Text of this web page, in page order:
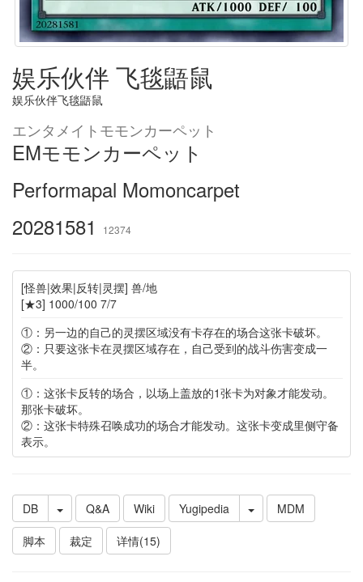
娱乐伙伴 飞毯鼯鼠
娱乐伙伴飞毯鼯鼠
エンタメイトモモンカーペット
EMモモンカーペット
Performapal Momoncarpet
20281581
12374
[怪兽|效果|反转|灵摆] 兽/地
[★3] 1000/100 7/7
①：另一边的自己的灵摆区域没有卡存在的场合这张卡破坏。
②：只要这张卡在灵摆区域存在，自己受到的战斗伤害变成一
半。
①：这张卡反转的场合，以场上盖放的1张卡为对象才能发动。
那张卡破坏。
②：这张卡特殊召唤成功的场合才能发动。这张卡变成里侧守备
表示。
DB Q&A Wiki Yugipedia
MDM
脚本
裁定 详情(15)